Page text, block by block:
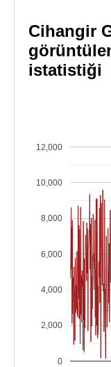
Cihangir
istatistiği
0
2,000
4,000
6,000
8,000
10,000
12,000